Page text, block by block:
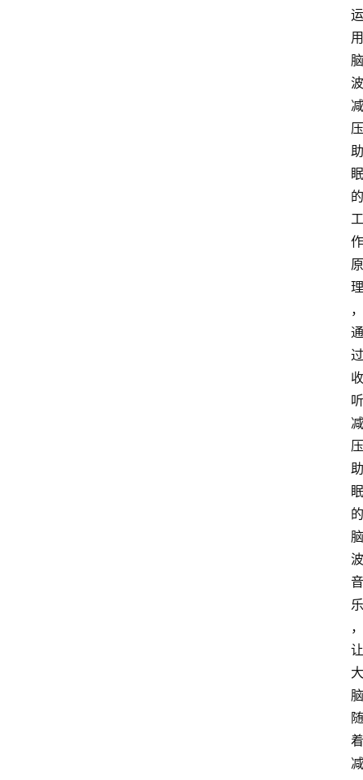
运
用
脑
波
减
压
助
眠
的
工
作
原
理
，
通
过
收
听
减
压
助
眠
的
脑
波
音
乐
，
让
大
脑
随
着
减